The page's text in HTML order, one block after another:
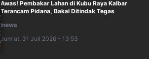
Awas! Pembakar Lahan di Kubu Raya Kalbar
Terancam Pidana, Bakal Ditindak Tegas
inews
Jum'at, 31 Juli 2026 - 13:53